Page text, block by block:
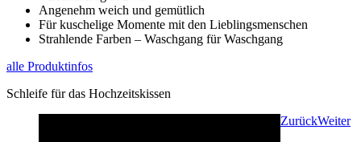
Angenehm weich und gemütlich
Für kuschelige Momente mit den Lieblingsmenschen
Strahlende Farben – Waschgang für Waschgang
alle Produktinfos
Schleife für das Hochzeitskissen
ZurückWeiter